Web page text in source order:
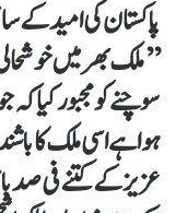
پاکستان کی امید کے
’’ملک بھر میں
سوچنے کو مجبور کیا
ہوا ہے اسی ملک
عزیز کے کتنے فی صد